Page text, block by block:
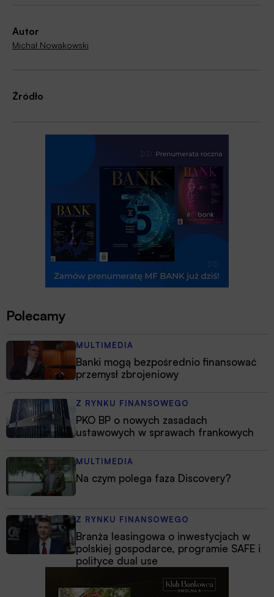
Autor
Michał Nowakowski
Źródło
Polecamy
MULTIMEDIA
Banki mogą bezpośrednio finansować
przemysł zbrojeniowy
Z RYNKU FINANSOWEGO
PKO BP o nowych zasadach
ustawowych w sprawach frankowych
MULTIMEDIA
Na czym polega faza Discovery?
Z RYNKU FINANSOWEGO
Branża leasingowa o inwestycjach w
polskiej gospodarce, programie SAFE i
polityce dual use